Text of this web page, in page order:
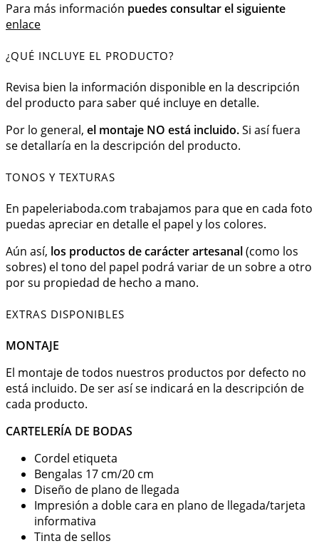
Para más información puedes consultar el siguiente
enlace
¿QUÉ INCLUYE EL PRODUCTO?
Revisa bien la información disponible en la descripción
del producto para saber qué incluye en detalle.
Por lo general, el montaje NO está incluido.Si así fuera
se detallaría en la descripción del producto.
TONOS Y TEXTURAS
En papeleriaboda.com trabajamos para que en cada foto
puedas apreciar en detalle el papel y los colores.
Aún así, los productos de carácter artesanal(como los
sobres) el tono del papel podrá variar de un sobre a otro
por su propiedad de hecho a mano.
EXTRAS DISPONIBLES
MONTAJE
El montaje de todos nuestros productos por defecto no
está incluido. De ser así se indicará en la descripción de
cada producto.
CARTELERÍA DE BODAS
Cordel etiqueta
Bengalas 17 cm/20 cm
Diseño de plano de llegada
Impresión a doble cara en plano de llegada/tarjeta
informativa
Tinta de sellos